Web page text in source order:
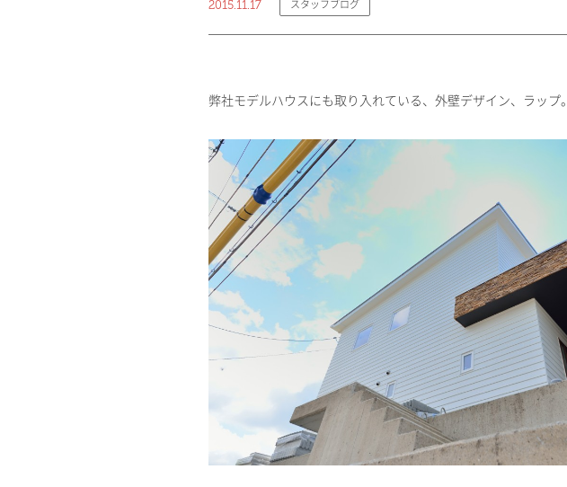
2015.11.17 スタッフブログ
弊社モデルハウスにも取り入れている、外壁デザイン、ラップ。